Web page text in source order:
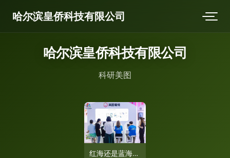
哈尔滨皇侨科技有限公司
哈尔滨皇侨科技有限公司
科研美图
红海还是蓝海？从美图公司战略布局看科研美图的产业新机遇